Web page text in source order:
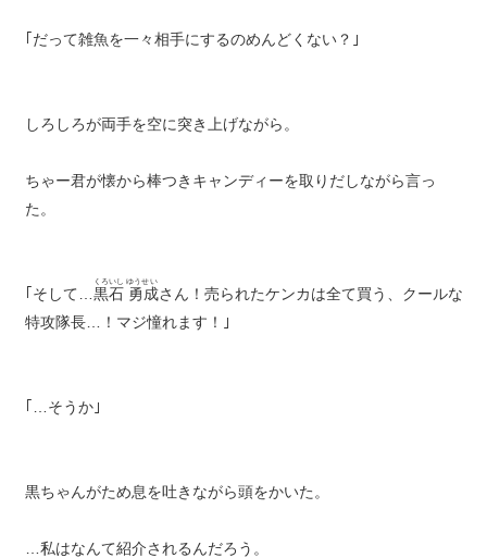
｢だって雑魚を一々相手にするのめんどくない？｣
しろしろが両手を空に突き上げながら。
ちゃー君が懐から棒つきキャンディーを取りだしながら言っ
た。
｢そして… 黒石 勇成
くろいし ゆうせい
さん！売られたケンカは全て買う、クールな
特攻隊長…！マジ憧れます！｣
｢…そうか｣
黒ちゃんがため息を吐きながら頭をかいた。
…私はなんて紹介されるんだろう。